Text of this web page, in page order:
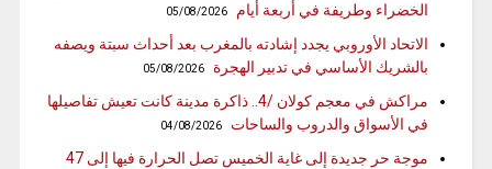
الخضراء وطريفة في أربعة أيام
05/08/2026
الاتحاد الأوروبي يجدد إشادته بالمغرب بعد أحداث سبتة ويصفه
بالشريك الأساسي في تدبير الهجرة
05/08/2026
مراكش في معجم كولان /4.. ذاكرة مدينة كانت تعيش تفاصيلها
في الأسواق والدروب والساحات
04/08/2026
موجة حر جديدة إلى غاية الخميس تصل الحرارة فيها إلى 47